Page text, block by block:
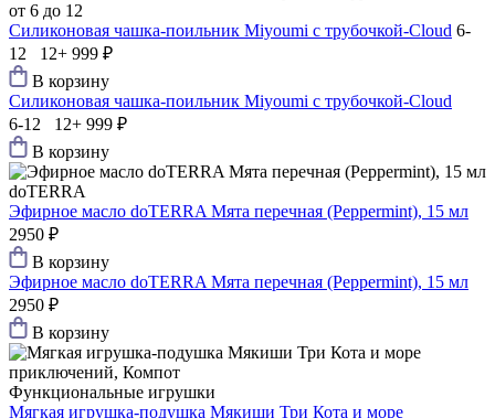
от 6 до 12
Силиконовая чашка-поильник Мiyoumi с трубочкой-Cloud 6-
12 12+ 999 ₽
В корзину
Силиконовая чашка-поильник Мiyoumi с трубочкой-Cloud
6-12 12+ 999 ₽
В корзину
doTERRA
Эфирное масло doTERRA Мята перечная (Peppermint), 15 мл
2950 ₽
В корзину
Эфирное масло doTERRA Мята перечная (Peppermint), 15 мл
2950 ₽
В корзину
Функциональные игрушки
Мягкая игрушка-подушка Мякиши Три Кота и море